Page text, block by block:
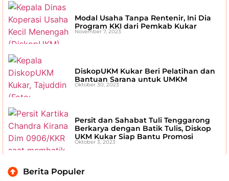
Modal Usaha Tanpa Rentenir, Ini Dia
Program KKI dari Pemkab Kukar
November 7, 2023
DiskopUKM Kukar Beri Pelatihan dan
Bantuan Sarana untuk UMKM
Oktober 30, 2023
Persit dan Sahabat Tuli Tenggarong
Berkarya dengan Batik Tulis, Diskop
UKM Kukar Siap Bantu Promosi
Oktober 3, 2023
Berita Populer